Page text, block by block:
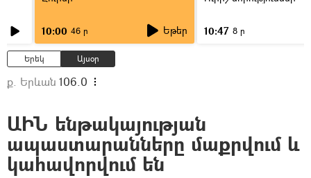
10:00 46 ր Եթեր 10:47 8 ր
Երեկ Այսօր
ք. Երևան 106.0
ԱԻՆ ենթակայության
ապաստարանները մաքրվում և
կահավորվում են